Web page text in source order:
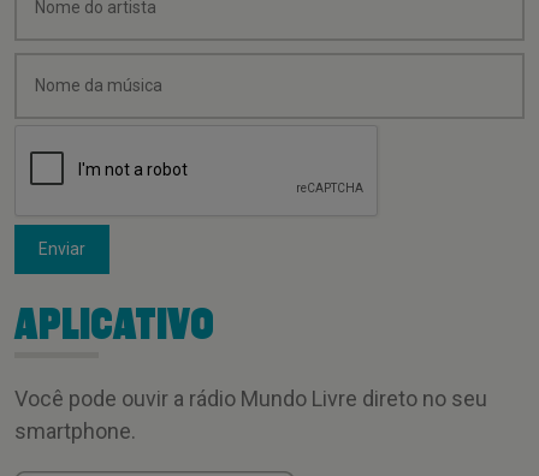
Enviar
APLICATIVO
Você pode ouvir a rádio Mundo Livre direto no seu
smartphone.